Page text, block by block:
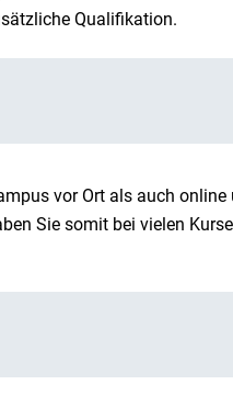
Qualifikation.
vor Ort als auch online
Sie somit bei vielen